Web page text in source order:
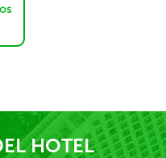
HOTEL